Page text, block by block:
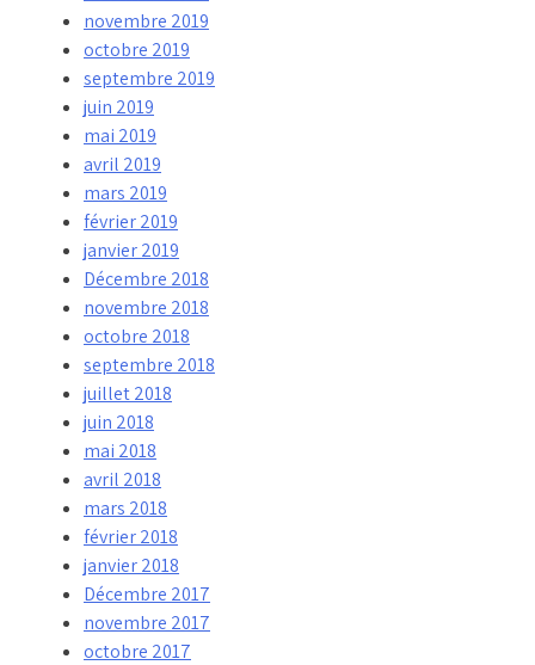
novembre 2019
octobre 2019
septembre 2019
juin 2019
mai 2019
avril 2019
mars 2019
février 2019
janvier 2019
Décembre 2018
novembre 2018
octobre 2018
septembre 2018
juillet 2018
juin 2018
mai 2018
avril 2018
mars 2018
février 2018
janvier 2018
Décembre 2017
novembre 2017
octobre 2017